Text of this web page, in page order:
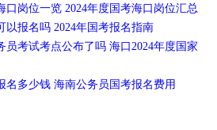
口岗位一览 2024年度国考海口岗位汇总
以报名吗 2024年国考报名指南
员考试考点公布了吗 海口2024年度国家
名多少钱 海南公务员国考报名费用